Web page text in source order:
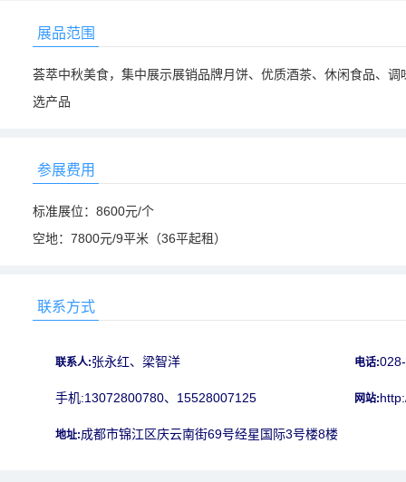
展品范围
荟萃中秋美食，集中展示展销品牌月饼、优质酒茶、休闲食品、
选产品
参展费用
标准展位：8600元/个
空地：7800元/9平米（36平起租）
联系方式
联系人:张永红、梁智洋 电话:
手机:13072800780、15528007125 网站:
地址:成都市锦江区庆云南街69号经星国际3号楼8楼